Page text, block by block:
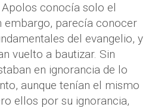
conocía solo el
embargo, parecía conocer
del evangelio, y
vuelto a bautizar. Sin
en ignorancia de lo
aunque tenían el mismo
ellos por su ignorancia,